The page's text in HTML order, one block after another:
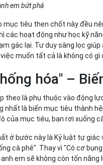
em bứt phá
mục tiêu then chốt này đều
các hoạt động như học kỹ
gác lại. Tư duy sàng lọc
muốn tất cả là không có gì
hóa" –
theo là phụ thuộc vào động
nhất là biến mục tiêu thành
của mục tiêu, bạn rơi xuống
ở bước này là Kỷ luật tự
cà phê". Thay vì "Có cơ
em sẽ không còn tốn